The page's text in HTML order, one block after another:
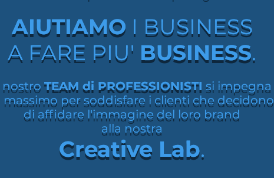
AIUTIAMO I BUSINESS
A FARE PIU' BUSINESS.
nostro TEAM di PROFESSIONISTI si impegna
massimo per soddisfare i clienti che decidono
di affidare l'immagine del loro brand
alla nostra
Creative Lab.
AIUTIAMO I BUSINESS
A FARE PIU' BUSINESS.
nostro TEAM di PROFESSIONISTI si impegna
massimo per soddisfare i clienti che decidono
di affidare l'immagine del loro brand
alla nostra
Creative Lab.